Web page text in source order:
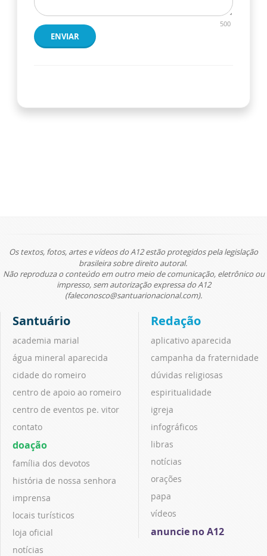
500
ENVIAR
Os textos, fotos, artes e vídeos do A12 estão protegidos pela legislação
brasileira sobre direito autoral.
Não reproduza o conteúdo em outro meio de comunicação, eletrônico ou
impresso, sem autorização expressa do A12
(faleconosco@santuarionacional.com).
Santuário
academia marial
água mineral aparecida
cidade do romeiro
centro de apoio ao romeiro
centro de eventos pe. vitor
contato
doação
família dos devotos
história de nossa senhora
imprensa
locais turísticos
loja oficial
notícias
Redação
aplicativo aparecida
campanha da fraternidade
dúvidas religiosas
espiritualidade
igreja
infográficos
libras
notícias
orações
papa
vídeos
anuncie no A12